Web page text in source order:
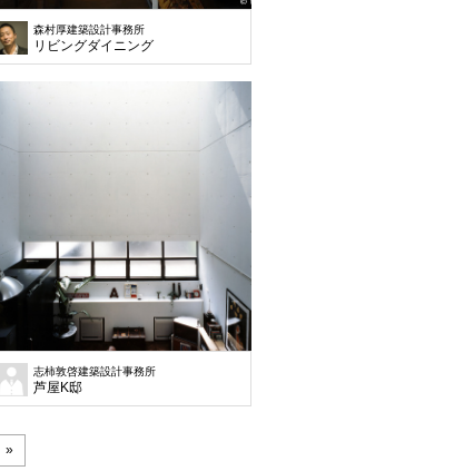
森村厚建築設計事務所
リビングダイニング
志柿敦啓建築設計事務所
芦屋K邸
»